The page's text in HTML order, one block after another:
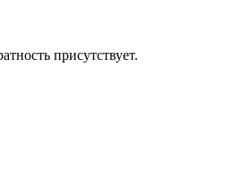
присутствует.